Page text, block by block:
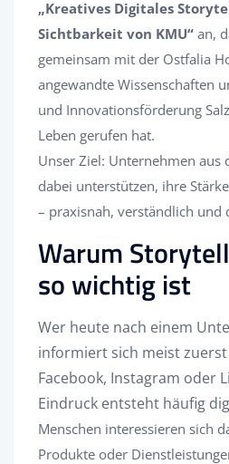
„Kreatives Digitales
Sichtbarkeit von KMU“ an,
gemeinsam mit der Ostfalia
angewandte Wissenschaften
und Innovationsförderung
Leben gerufen hat.
Unser Ziel: Unternehmen aus
dabei unterstützen, ihre
– praxisnah, verständlich und
Warum
so wichtig ist
Wer heute nach einem
informiert sich meist
Facebook, Instagram oder
Eindruck entsteht häufig
Menschen interessieren sich
Produkte oder